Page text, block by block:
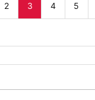
2 3 4 5